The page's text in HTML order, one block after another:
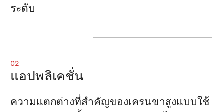
ระดับ
02
แอปพลิเคชั่น
ความแตกต่างที่สำคัญของเครนขาสูงแบบใช้